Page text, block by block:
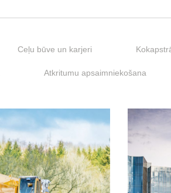
Ceļu būve un karjeri
Atkritumu apsaimniekošana